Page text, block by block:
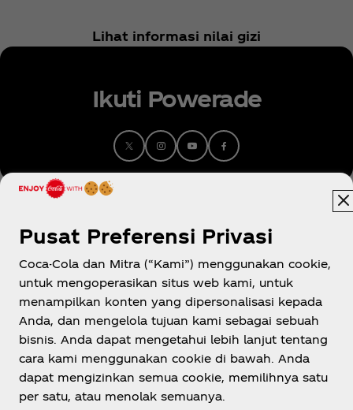
Lihat informasi nilai gizi
Ikuti Powerade
Indonesia
Tentang kami
Pusat Preferensi Privasi
Coca-Cola dan Mitra (“Kami”) menggunakan cookie,
untuk mengoperasikan situs web kami, untuk
menampilkan konten yang dipersonalisasi kepada
Anda, dan mengelola tujuan kami sebagai sebuah
bisnis. Anda dapat mengetahui lebih lanjut tentang
cara kami menggunakan cookie di bawah. Anda
dapat mengizinkan semua cookie, memilihnya satu
per satu, atau menolak semuanya.